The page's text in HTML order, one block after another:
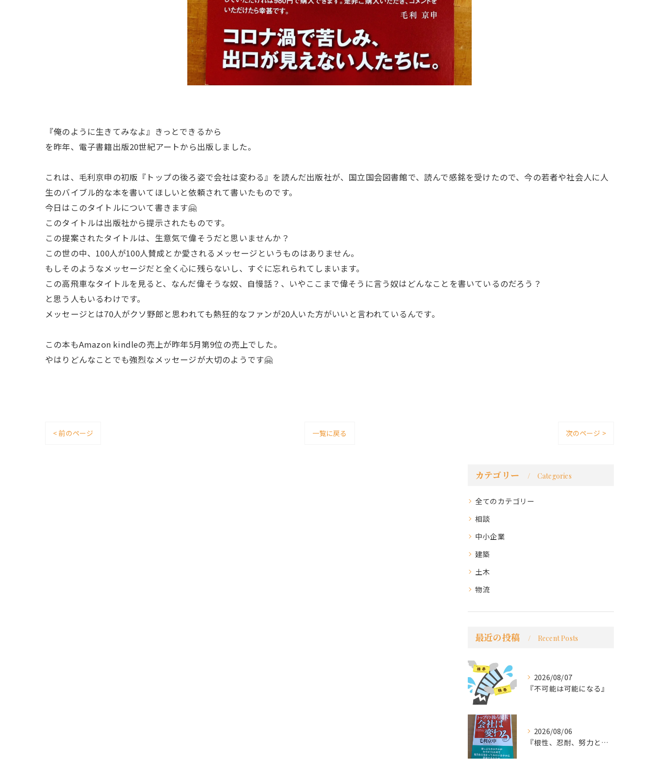
『俺のように生きてみなよ』きっとできるから
を昨年、電子書籍出版20世紀アートから出版しました。
これは、毛利京申の初版『トップの後ろ姿で会社は変わる』を読んだ出版社が、国立国会図書館で、読んで感銘を受けたので、今の若者や社会人に人
生のバイブル的な本を書いてほしいと依頼されて書いたものです。
今日はこのタイトルについて書きます🤗
このタイトルは出版社から提示されたものです。
この提案されたタイトルは、生意気で偉そうだと思いませんか？
この世の中、100人が100人賛成とか愛されるメッセージというものはありません。
もしそのようなメッセージだと全く心に残らないし、すぐに忘れられてしまいます。
この高飛車なタイトルを見ると、なんだ偉そうな奴、自慢話？、いやここまで偉そうに言う奴はどんなことを書いているのだろう？
と思う人もいるわけです。
メッセージとは70人がクソ野郎と思われても熱狂的なファンが20人いた方がいいと言われているんです。
この本もAmazon kindleの売上が昨年5月第9位の売上でした。
やはりどんなことでも強烈なメッセージが大切のようです🤗
< 前のページ 一覧に戻る 次のページ >
カテゴリー Categories
全てのカテゴリー
相談
中小企業
建築
土木
物流
最近の投稿 Recent Posts
2026/08/07
『不可能は可能になる』
2026/08/06
『根性、忍耐、努力という言葉は死語なのか』